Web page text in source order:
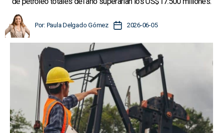
A
u
t
e
n
Por: Paula Delgado Gómez
F
c
e
l
a
e
2026-06-05